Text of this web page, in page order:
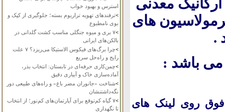
استرس و بهبود خواب
>ترفندهای تهویه تراریوم بسته؛ جلوگیری از کپک و
بوی نامطبوع
>
۷ بری و میوه جنگلی مناسب کشت گلدانی در
بالکن‌های ایرانی
>
چرا برگ‌های فیکوس الاستیکا می‌ریزد؟ ۷ علت
رایج و راه‌حل سریع
>چمن‌کاری حرفه‌ای در تابستان: انتخاب بذر،
آماده‌سازی خاک و آبیاری دقیق
>شناخت «جانوران مضر باغ» و راه‌های طبیعی دور
نگه‌داشتنشان
>
۷ گیاه کم‌توقع برای آپارتمان‌های کم‌نور؛ از انتخاب
تا نگهداری
معدنی
های
.
باشد :
روی لینک های